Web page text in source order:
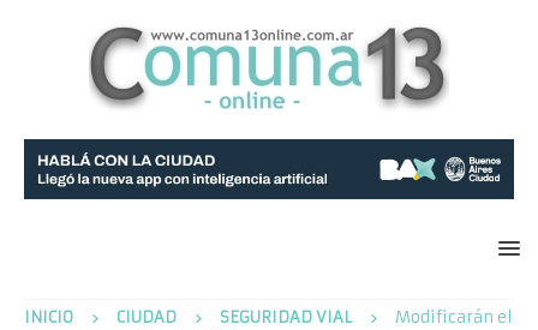
INICIO CIUDAD SEGURIDAD VIAL
Modificarán el